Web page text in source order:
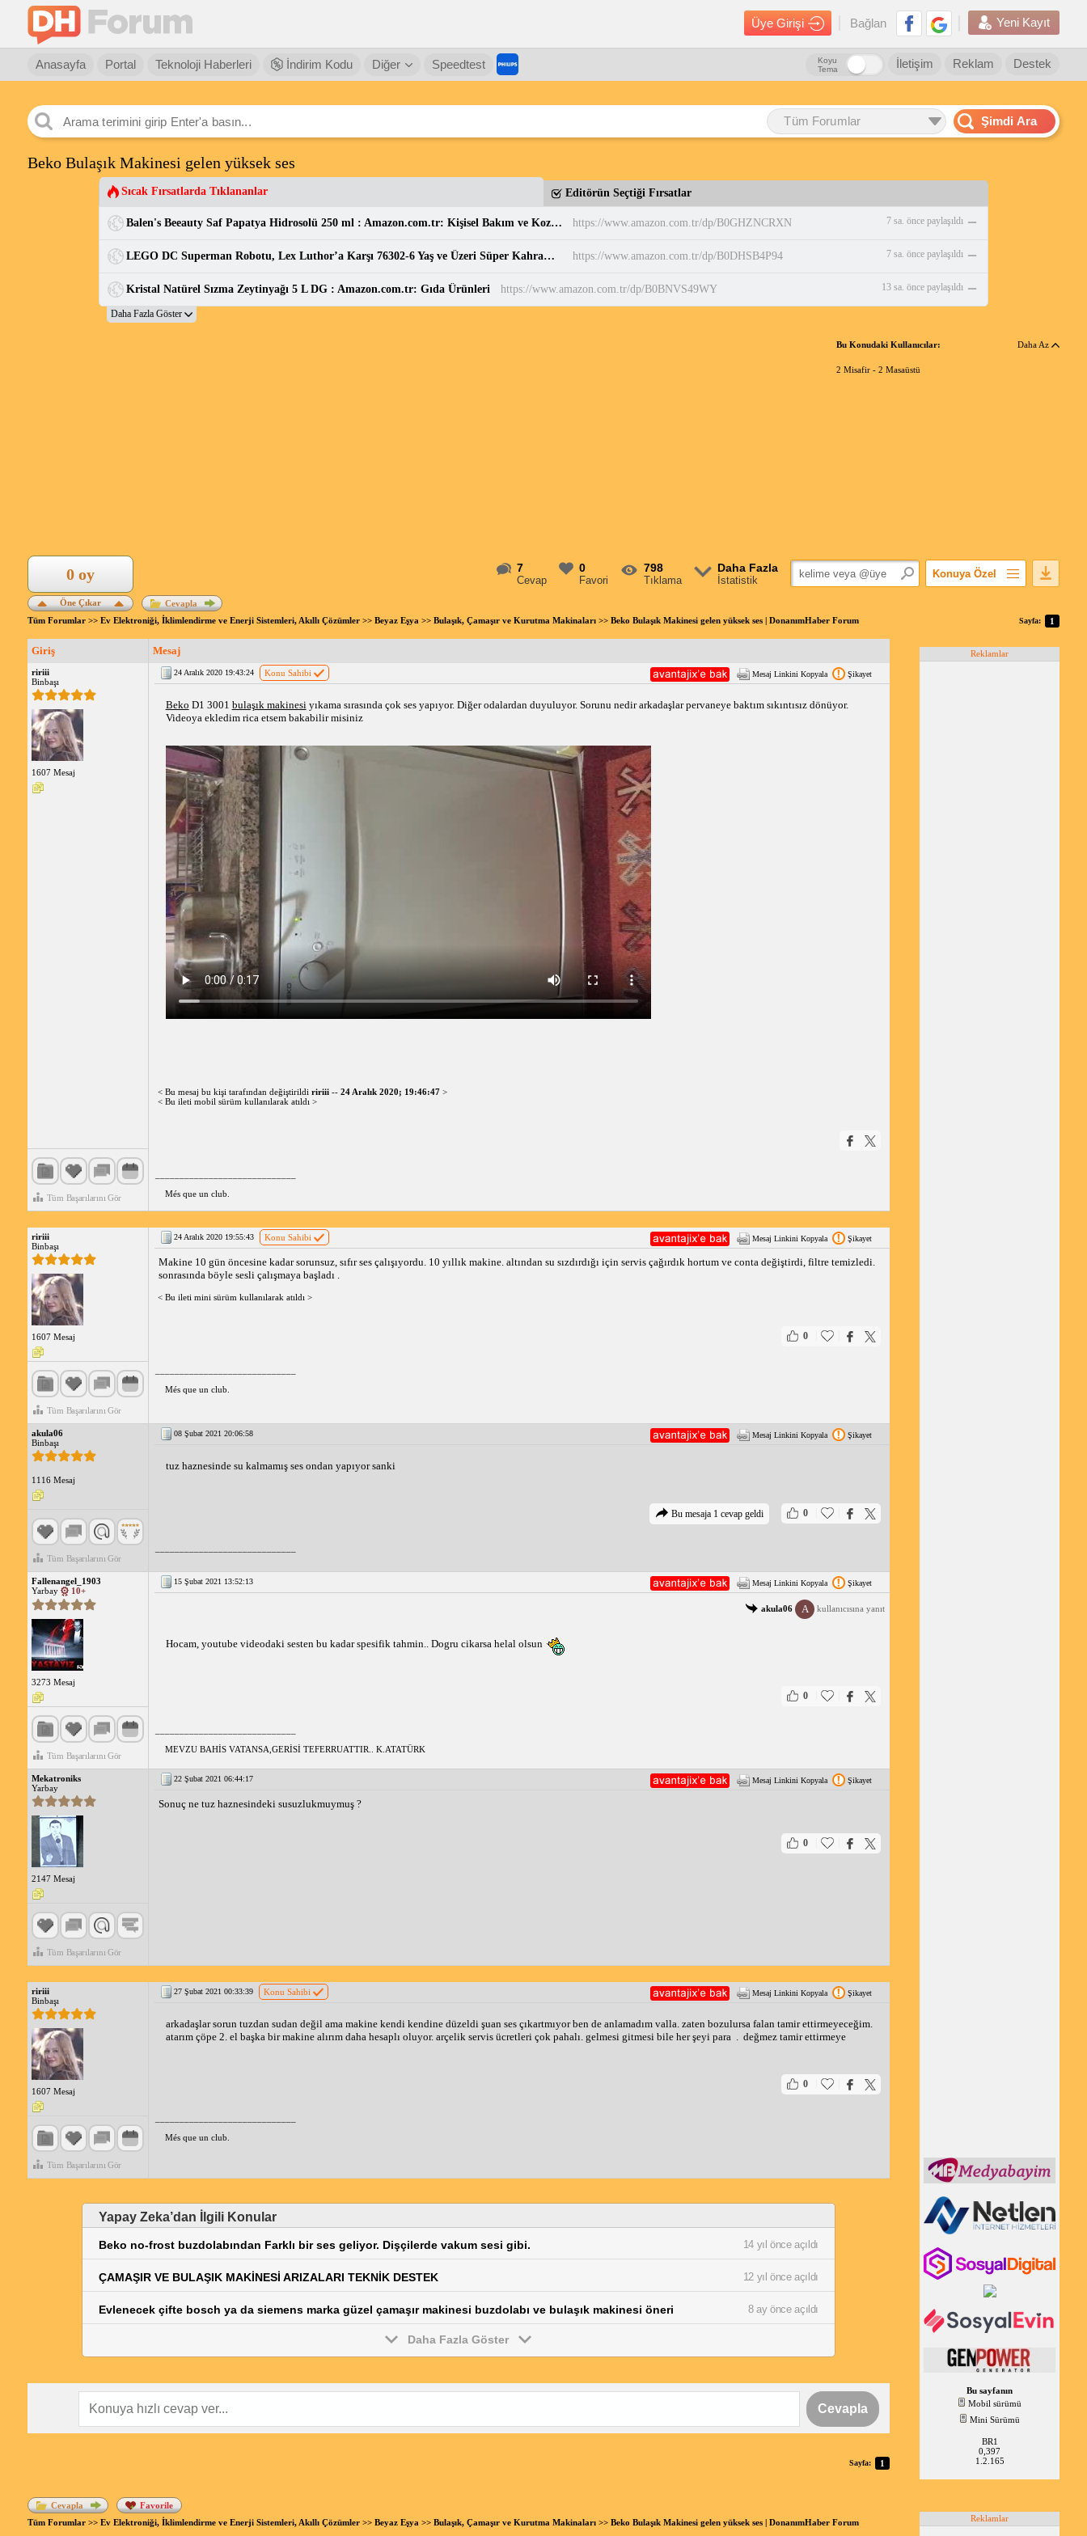
Üye Girişi Bağlan Yeni Kayıt
Anasayfa Portal Teknoloji Haberleri İndirim Kodu Diğer Speedtest Destek
Reklam
İletişim
Koyu
Tema
Tüm Forumlar Şimdi Ara
Beko Bulaşık Makinesi gelen yüksek ses
Sıcak Fırsatlarda Tıklananlar Editörün Seçtiği Fırsatlar
Balen's Beeauty Saf Papatya Hidrosolü 250 ml : Amazon.com.tr: Kişisel Bakım ve Kozmetik https://www.amazon.com.tr/dp/B0GHZNCRXN 7 sa. önce paylaşıldı
LEGO DC Superman Robotu, Lex Luthor’a Karşı 76302-6 Yaş ve Üzeri Süper Kahraman Sevenler için Yaratıcı Oyuncak Yapım Seti, Doğum Günü Hediyesi (120 Parça) : Amazon.com.tr: Oyuncak https://www.amazon.com.tr/dp/B0DHSB4P94 7 sa. önce paylaşıldı
Kristal Natürel Sızma Zeytinyağı 5 L DG : Amazon.com.tr: Gıda Ürünleri https://www.amazon.com.tr/dp/B0BNVS49WY 13 sa. önce paylaşıldı
Bu Konudaki Kullanıcılar: Daha Az
2 Misafir - 2 Masaüstü
7
Cevap
0
Favori
798
Tıklama
Daha Fazla
İstatistik
Konuya Özel
Konuyu Açandan
Linkli Mesajlar
Öne Çıkar
0 oy
Cevapla
Tüm Forumlar>> Ev Elektroniği, İklimlendirme ve Enerji Sistemleri, Akıllı Çözümler>> Beyaz Eşya >> Bulaşık, Çamaşır ve Kurutma Makinaları>> Beko Bulaşık Makinesi gelen yüksek ses | DonanımHaber Forum Sayfa: 1
Giriş Mesaj
ririii
Binbaşı
1607 Mesaj
Tüm Başarılarını Gör
24 Aralık 2020 19:43:24 Konu Sahibi Mesaj Linkini Kopyala Şikayet
Beko D1 3001 bulaşık makinesi yıkama sırasında çok ses yapıyor. Diğer odalardan duyuluyor. Sorunu nedir arkadaşlar pervaneye baktım sıkıntısız dönüyor.
Videoya ekledim rica etsem bakabilir misiniz
< Bu mesaj bu kişi tarafından değiştirildi ririii-- 24 Aralık 2020; 19:46:47 >
< Bu ileti mobil sürüm kullanılarak atıldı >
Més que un club.
ririii
Binbaşı
1607 Mesaj
Tüm Başarılarını Gör
24 Aralık 2020 19:55:43 Konu Sahibi Mesaj Linkini Kopyala Şikayet
Makine 10 gün öncesine kadar sorunsuz, sıfır ses çalışıyordu. 10 yıllık makine. altından su sızdırdığı için servis çağırdık hortum ve conta değiştirdi, filtre temizledi.
sonrasında böyle sesli çalışmaya başladı .
< Bu ileti mini sürüm kullanılarak atıldı >
0
Més que un club.
akula06
Binbaşı
1116 Mesaj
Tüm Başarılarını Gör
08 Şubat 2021 20:06:58 Mesaj Linkini Kopyala Şikayet
tuz haznesinde su kalmamış ses ondan yapıyor sanki
0
Bu mesaja 1 cevap geldi
Fallenangel_1903
Yarbay
10+
3273 Mesaj
Tüm Başarılarını Gör
15 Şubat 2021 13:52:13 Mesaj Linkini Kopyala Şikayet
akula06 A kullanıcısına yanıt
Hocam, youtube videodaki sesten bu kadar spesifik tahmin.. Dogru cikarsa helal olsun
0
MEVZU BAHİS VATANSA,GERİSİ TEFERRUATTIR.. K.ATATÜRK
Mekatroniks
Yarbay
2147 Mesaj
Tüm Başarılarını Gör
22 Şubat 2021 06:44:17 Mesaj Linkini Kopyala Şikayet
Sonuç ne tuz haznesindeki susuzlukmuymuş ?
0
ririii
Binbaşı
1607 Mesaj
Tüm Başarılarını Gör
27 Şubat 2021 00:33:39 Konu Sahibi Mesaj Linkini Kopyala Şikayet
arkadaşlar sorun tuzdan sudan değil ama makine kendi kendine düzeldi şuan ses çıkartmıyor ben de anlamadım valla. zaten bozulursa falan tamir ettirmeyeceğim.
atarım çöpe 2. el başka bir makine alırım daha hesaplı oluyor. arçelik servis ücretleri çok pahalı. gelmesi gitmesi bile her şeyi para  .  değmez tamir ettirmeye
0
Més que un club.
Yapay Zeka’dan İlgili Konular
Beko no-frost buzdolabından Farklı bir ses geliyor. Dişçilerde vakum sesi gibi. 14 yıl önce açıldı
ÇAMAŞIR VE BULAŞIK MAKİNESİ ARIZALARI TEKNİK DESTEK 12 yıl önce açıldı
Evlenecek çifte bosch ya da siemens marka güzel çamaşır makinesi buzdolabı ve bulaşık makinesi öneri 8 ay önce açıldı
Daha Fazla Göster
Cevapla
Sayfa: 1
Cevapla
Favorile
Tüm Forumlar>> Ev Elektroniği, İklimlendirme ve Enerji Sistemleri, Akıllı Çözümler>> Beyaz Eşya>> Bulaşık, Çamaşır ve Kurutma Makinaları>> Beko Bulaşık Makinesi gelen yüksek ses | DonanımHaber Forum
Reklamlar
Bu sayfanın
Mobil sürümü
Mini Sürümü
BR1
0,397
1.2.165
Reklamlar